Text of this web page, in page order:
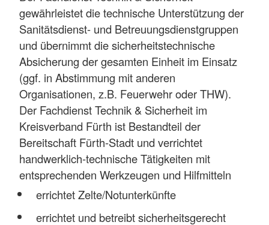
gewährleistet die technische Unterstützung der
Sanitätsdienst- und Betreuungsdienstgruppen
und übernimmt die sicherheitstechnische
Absicherung der gesamten Einheit im Einsatz
(ggf. in Abstimmung mit anderen
Organisationen, z.B. Feuerwehr oder THW).
Der Fachdienst Technik & Sicherheit im
Kreisverband Fürth ist Bestandteil der
Bereitschaft Fürth-Stadt und verrichtet
handwerklich-technische Tätigkeiten mit
entsprechenden Werkzeugen und Hilfmitteln
errichtet Zelte/Notunterkünfte
errichtet und betreibt sicherheitsgerecht